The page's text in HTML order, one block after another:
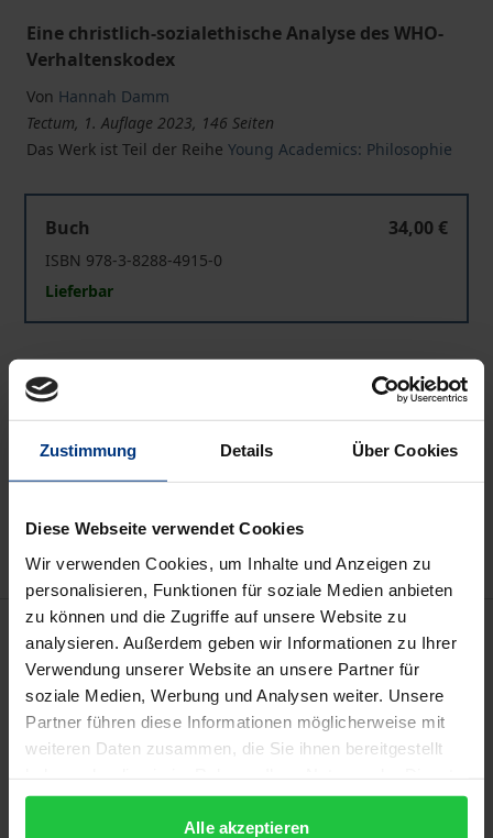
Zustimmung Details Über Cookies
Diese Webseite verwendet Cookies
Wir verwenden Cookies, um Inhalte und Anzeigen zu
personalisieren, Funktionen für soziale Medien anbieten
zu können und die Zugriffe auf unsere Website zu
analysieren. Außerdem geben wir Informationen zu Ihrer
Verwendung unserer Website an unsere Partner für
soziale Medien, Werbung und Analysen weiter. Unsere
Partner führen diese Informationen möglicherweise mit
weiteren Daten zusammen, die Sie ihnen bereitgestellt
gesammelt haben.
Alle akzeptieren
Eine christlich-sozialethische Analyse des WHO-
Verhaltenskodex
Von Hannah Damm
Tectum, 1. Auflage 2023, 146 Seiten
Das Werk ist Teil der Reihe Young Academics: Philosophie
Buch
34,00 €
ISBN 978-3-8288-4915-0
Lieferbar
Preisangaben inkl. MwSt. Abhängig von der Lieferadresse
kann die MwSt. an der Kasse variieren.
In den Warenkorb
Zur Wunschliste hinzufügen
Beschreibung
In dieser Arbeit beleuchtet und beurteilt Hannah
Damm den WHO-Kodex zur Steuerung globaler
Migration aus christlich-sozialethischer Perspektive.
Personalität, Solidarität, Subsidiarität und